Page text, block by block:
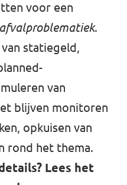
voor een
.
statiegeld,
van
blijven monitoren
opkuisen van
rond het thema.
Lees het